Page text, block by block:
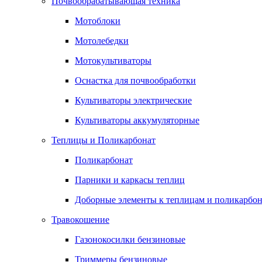
Мотоблоки
Мотолебедки
Мотокультиваторы
Оснастка для почвообработки
Культиваторы электрические
Культиваторы аккумуляторные
Теплицы и Поликарбонат
Поликарбонат
Парники и каркасы теплиц
Доборные элементы к теплицам и
Травокошение
Газонокосилки бензиновые
Триммеры бензиновые